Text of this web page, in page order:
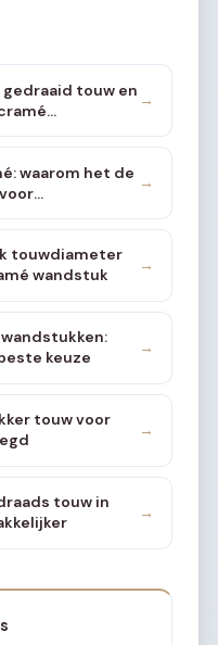
touw en
→
waarom het de
→
touwdiameter
wandstuk
→
keuze
→
touw voor
→
touw in
→